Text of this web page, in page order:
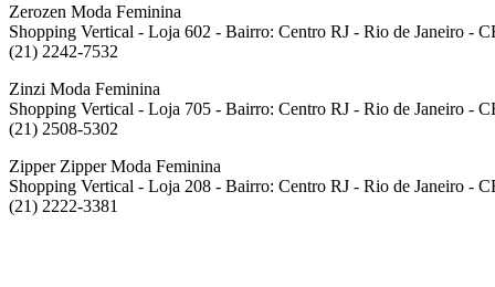
Zerozen Moda Feminina
Shopping Vertical - Loja 602 - Bairro: Centro RJ - Rio de Janeiro -
(21) 2242-7532
Zinzi Moda Feminina
Shopping Vertical - Loja 705 - Bairro: Centro RJ - Rio de Janeiro -
(21) 2508-5302
Zipper Zipper Moda Feminina
Shopping Vertical - Loja 208 - Bairro: Centro RJ - Rio de Janeiro -
(21) 2222-3381